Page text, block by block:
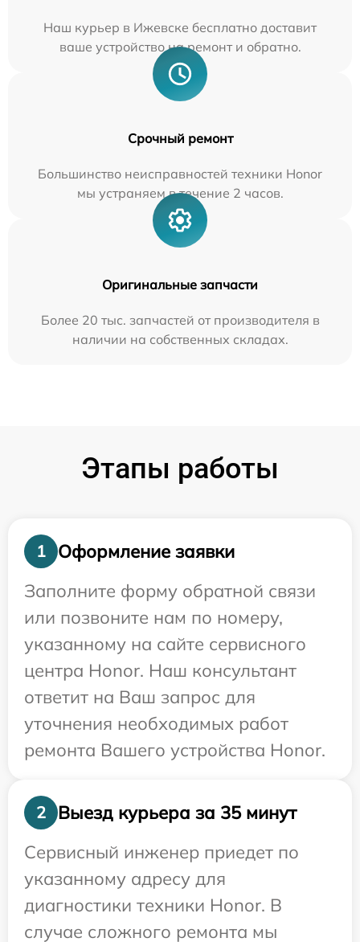
Наш курьер в Ижевске бесплатно доставит
ваше устройство на ремонт и обратно.
Срочный ремонт
Большинство неисправностей техники Honor
мы устраняем в течение 2 часов.
Оригинальные запчасти
Более 20 тыс. запчастей от производителя в
наличии на собственных складах.
Этапы работы
1
Оформление заявки
Заполните форму обратной связи
или позвоните нам по номеру,
указанному на сайте сервисного
центра Honor. Наш консультант
ответит на Ваш запрос для
уточнения необходимых работ
ремонта Вашего устройства Honor.
2
Выезд курьера за 35 минут
Сервисный инженер приедет по
указанному адресу для
диагностики техники Honor. В
случае сложного ремонта мы